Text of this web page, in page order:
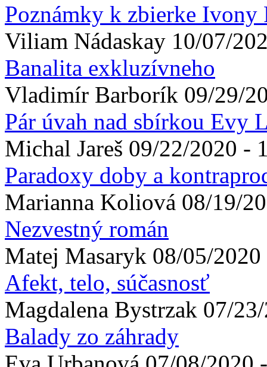
Poznámky k zbierke Ivony
Viliam Nádaskay 10/07/
Banalita exkluzívneho
Vladimír Barborík 09/29/
Pár úvah nad sbírkou Evy
Michal Jareš 09/22/2020 -
Paradoxy doby a
Marianna Koliová 08/19/
Nezvestný román
Matej Masaryk 08/05/
Afekt, telo, súčasnosť
Magdalena Bystrzak 07/
Balady zo záhrady